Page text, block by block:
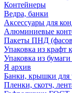
Контейнеры
Ведра, банки
Аксессуары для
Алюминиевые
Пакеты ПНД
Упаковка из
Упаковка из
Я архив
Банки, крышки для
Пленки, скотч,